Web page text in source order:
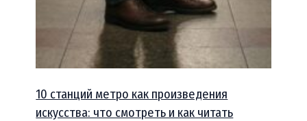
10 станций метро как произведения
искусства: что смотреть и как читать